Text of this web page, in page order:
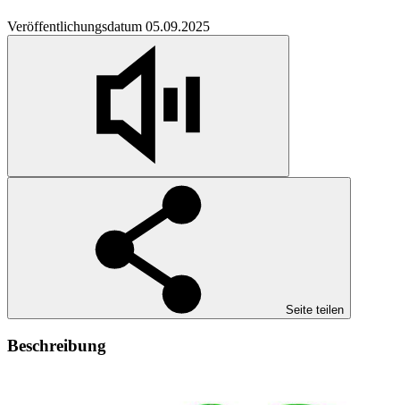
Veröffentlichungsdatum 05.09.2025
Seite teilen
Beschreibung